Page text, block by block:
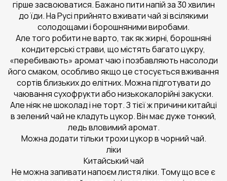
гірше засвоюватися. Бажано пити напій за 30 хвилин
до їди. На Русі прийнято вживати чай зі всілякими
солодощами і борошняними виробами.
Але того робити не варто, так як жирні, борошняні
кондитерські страви, що містять багато цукру,
«перебивають» аромат чаю і позбавляють насолоди
його смаком, особливо якщо це стосується вживання
сортів близьких до елітних. Можна підготувати до
чаювання сухофрукти або низькокалорійні закуски.
Але ніяк не шоколад і не торт. З тієї ж причини китайці
в зелений чай не кладуть цукор. Він має дуже тонкий,
ледь вловимий аромат.
Можна додати тільки трохи цукор в чорний чай.
ліки
Китайський чай
Не можна запивати напоєм листя ліки. Тому що все є